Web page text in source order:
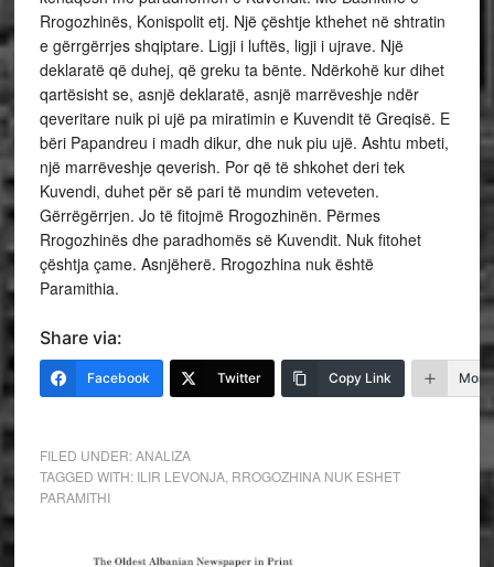
Rrogozhinës, Konispolit etj. Një çështje kthehet në shtratin
e gërrgërrjes shqiptare. Ligji i luftës, ligji i ujrave. Një
deklaratë që duhej, që greku ta bënte. Ndërkohë kur dihet
qartësisht se, asnjë deklaratë, asnjë marrëveshje ndër
qeveritare nuik pi ujë pa miratimin e Kuvendit të Greqisë. E
bëri Papandreu i madh dikur, dhe nuk piu ujë. Ashtu mbeti,
një marrëveshje qeverish. Por që të shkohet deri tek
Kuvendi, duhet për së pari të mundim veteveten.
Gërrëgërrjen. Jo të fitojmë Rrogozhinën. Përmes
Rrogozhinës dhe paradhomës së Kuvendit. Nuk fitohet
çështja çame. Asnjëherë. Rrogozhina nuk është
Paramithia.
Share via:
Facebook Twitter Copy Link More
FILED UNDER:ANALIZA
TAGGED WITH: ILIR LEVONJA, RROGOZHINA NUK ESHET
PARAMITHI